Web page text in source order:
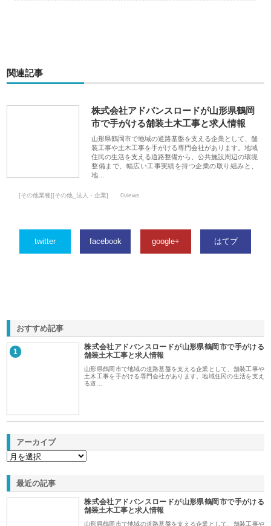
関連記事
株式会社アドバンスロードが山形県鶴岡
市で手がける舗装土木工事と求人情報
山形県鶴岡市で地域の道路基盤を支える企業として、舗
装工事や土木工事を手がける専門会社があります。地域
住民の生活を支える道路整備から、公共施設周辺の環境
整備まで、幅広い工事実績を持つ企業の取り組みと、
地…
[その他業種][その他_法人・企業] 0views
twitter facebook google+ はてブ
おすすめ記事
1
株式会社アドバンスロードが山形県鶴岡市で手がける
舗装土木工事と求人情報
山形県鶴岡市で地域の道路基盤を支える企業として、舗装工事や
土木工事を手がける専門会社があります。地域住民の生活を支え
る道…
アーカイブ
最近の記事
株式会社アドバンスロードが山形県鶴岡市で手がける
舗装土木工事と求人情報
山形県鶴岡市で地域の道路基盤を支える企業として、舗装工事や